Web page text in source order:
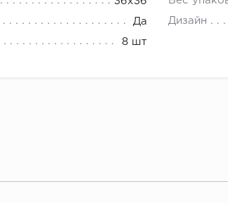
Да Дизайн
8 шт
на встрече с представителем или